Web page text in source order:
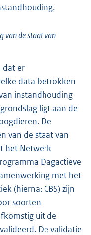
van de staat van
dat er
data betrokken
instandhouding
ligt aan de
De
van de staat van
het Netwerk
Dagactieve
met het
(hierna: CBS) zijn
soorten
uit de
De validatie